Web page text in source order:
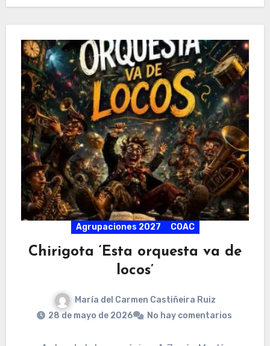
Agrupaciones 2027 COAC
Chirigota ‘Esta orquesta va de
locos’
María del Carmen Castiñeira Ruiz
28 de mayo de 2026
No hay comentarios